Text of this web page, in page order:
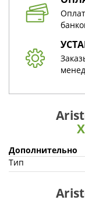
Дополнительно
Тип